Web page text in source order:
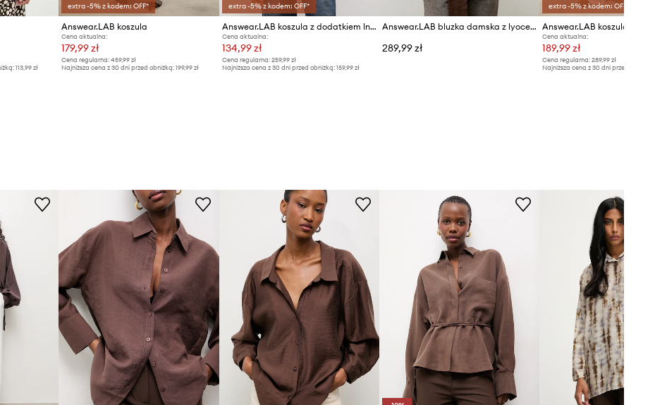
113,99 zł
extra -5% z kodem: OFF*
Answear.LAB koszula
Cena aktualna:
179,99 zł
Cena regularna: 459,99 zł
Najniższa cena z 30 dni przed obniżką: 199,99 zł
extra -5% z kodem: OFF*
Answear.LAB koszula z dodatkiem lnu
Cena aktualna:
134,99 zł
Cena regularna: 259,99 zł
Najniższa cena z 30 dni przed obniżką: 159,99 zł
Answear.LAB bluzka damska z lyocellem
289,99 zł
extra -5% z kodem: OFF*
Cena aktualna:
189,99 zł
Cena regularna: 289,99 zł
Najniższa cena z 30 dni przed obniżką: